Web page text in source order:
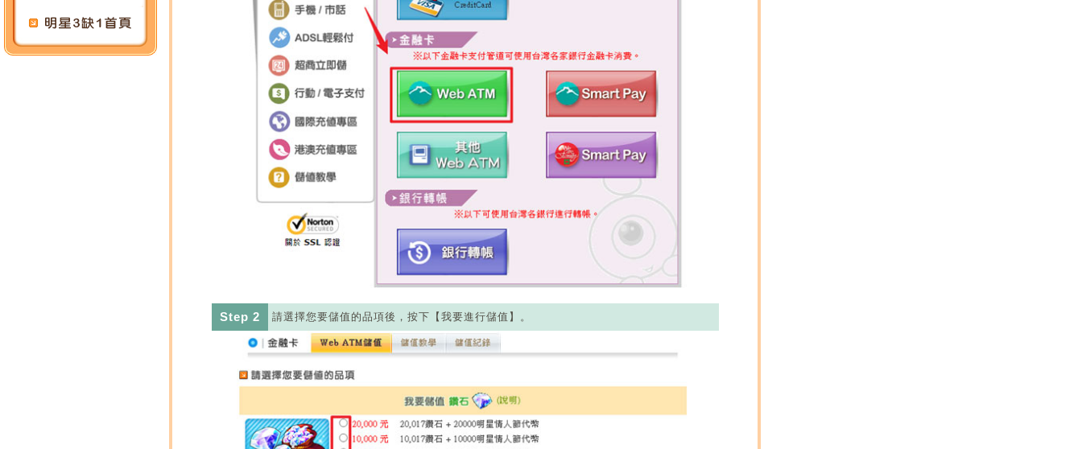
Step 2 請選擇您要儲值的品項後，按下【我要進行儲值】。